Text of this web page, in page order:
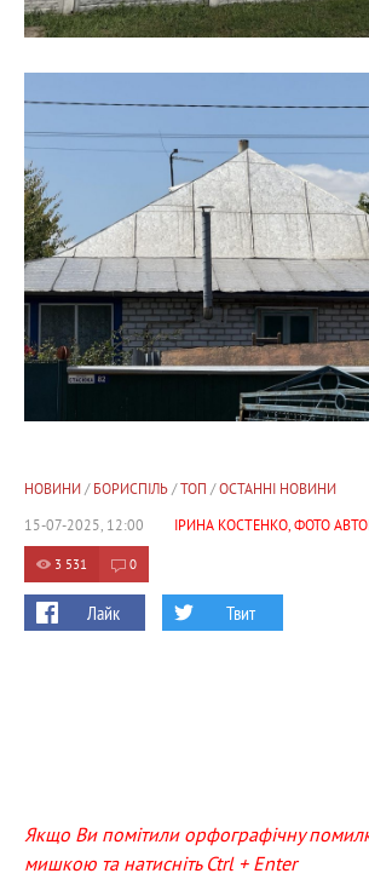
НОВИНИ/ БОРИСПІЛЬ/ТОП /ОСТАННІ НОВИНИ
15-07-2025, 12:00
ІРИНА КОСТЕНКО, ФОТО
3 531 0
Лайк Твит
Якщо Ви помітили орфографічну
мишкою та натисніть Ctrl + Enter